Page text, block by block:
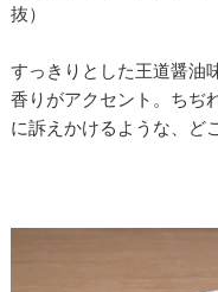
抜）
すっきりとした王道醤油
香りがアクセント。ちぢ
に訴えかけるような、ど